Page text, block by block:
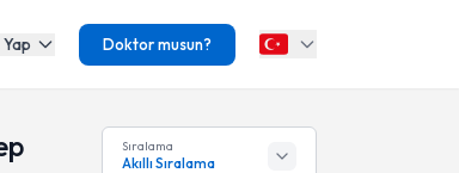
Doktor musun?
Sıralama
Akıllı Sıralama